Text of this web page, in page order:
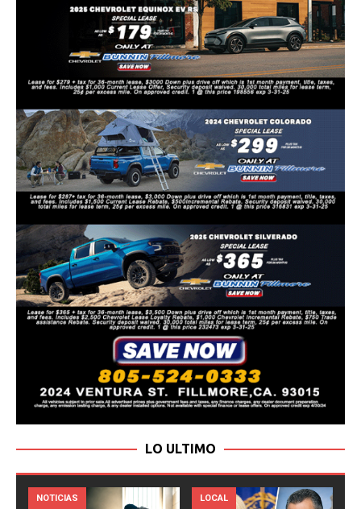
LO ULTIMO
LOCAL NOTICIAS